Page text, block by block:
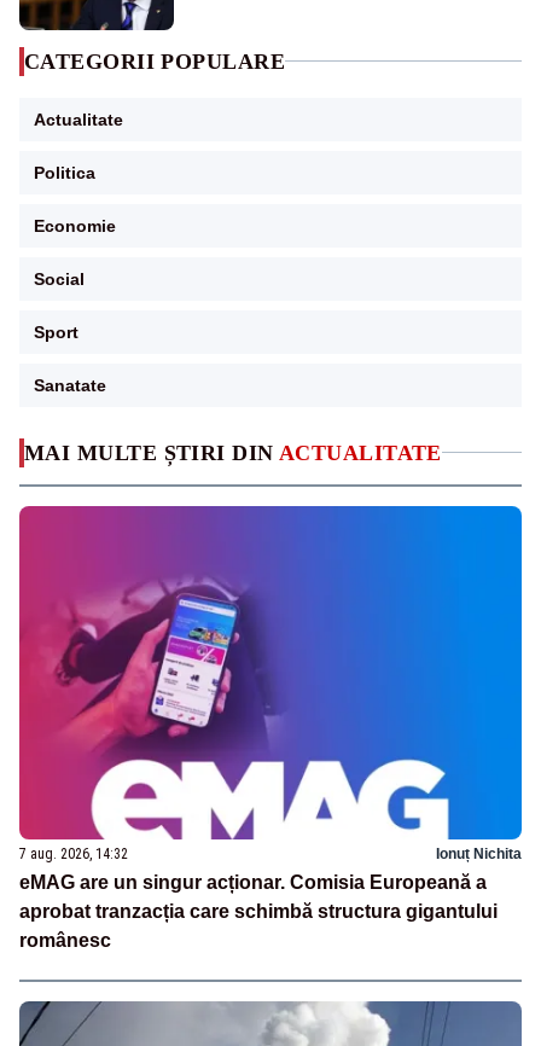
MAI MULTE ȘTIRI DIN ACTUALITATE
7 aug. 2026, 14:32 Ionuț Nichita
eMAG are un singur acționar. Comisia Europeană a
aprobat tranzacția care schimbă structura gigantului
românesc
CATEGORII POPULARE
Actualitate
Politica
Economie
Social
Sport
Sanatate